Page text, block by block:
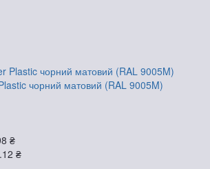
чорний матовий (RAL 9005M)
₴
₴